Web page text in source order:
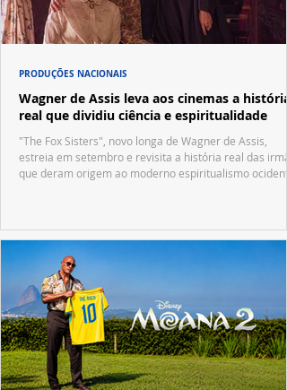
Wagner de Assis leva aos cinemas a história
real que dividiu ciência e espiritualidade
"The Fox Sisters", novo longa de Wagner de Assis,
estreia em setembro e revisita a história real das
que deram origem ao moderno espiritualismo
PRODUÇÕES NACIONAIS